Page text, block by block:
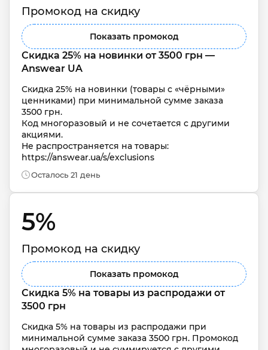
Промокод на скидку
Показать промокод
Скидка 25% на новинки от 3500 грн —
Answear UA
Скидка 25% на новинки (товары с «чёрными»
ценниками) при минимальной сумме заказа
3500 грн.
Код многоразовый и не сочетается с другими
акциями.
Не распространяется на товары:
https://answear.ua/s/exclusions
Осталось 21 день
5%
Промокод на скидку
Показать промокод
Скидка 5% на товары из распродажи от
3500 грн
Скидка 5% на товары из распродажи при
минимальной сумме заказа 3500 грн. Промокод